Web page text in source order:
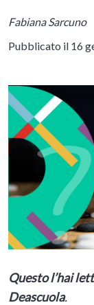
Fabiana Sarcuno
Pubblicato il 16
Questo l’hai
Deascuola.